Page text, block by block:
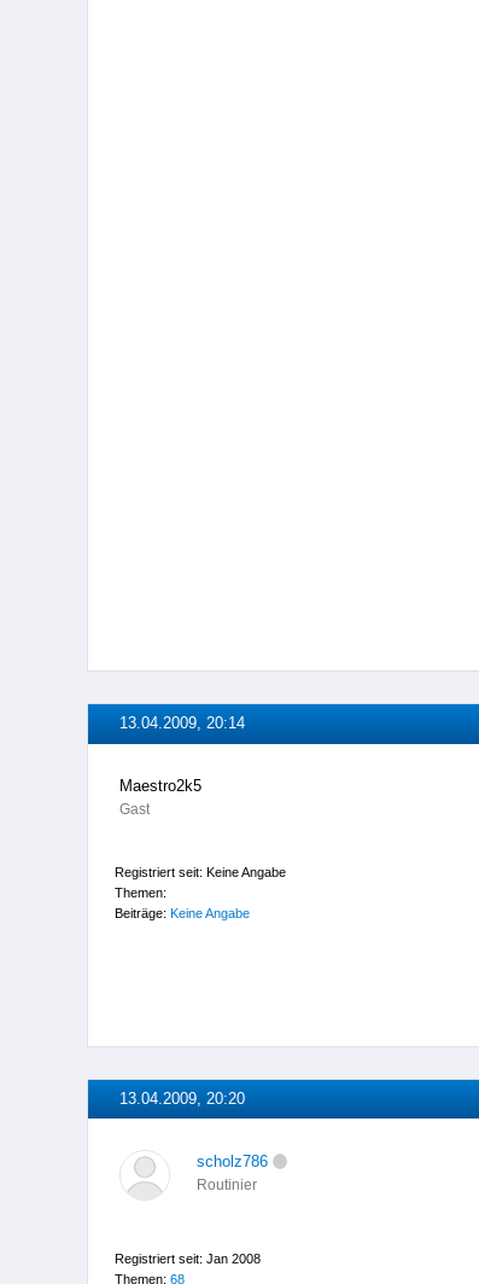
13.04.2009, 20:14
Maestro2k5
Gast
Registriert seit: Keine Angabe
Themen:
Beiträge: Keine Angabe
13.04.2009, 20:20
scholz786
Routinier
Registriert seit: Jan 2008
Themen: 68